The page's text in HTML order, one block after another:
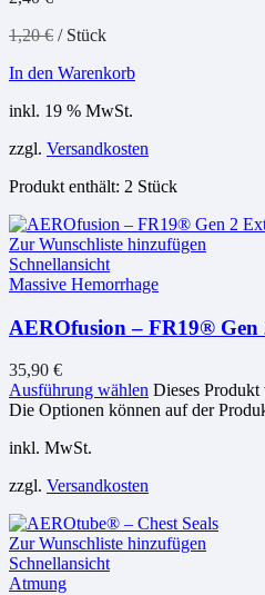
1,20€ / Stück
In den Warenkorb
inkl. 19 % MwSt.
zzgl. Versandkosten
Produkt enthält: 2 Stück
Zur Wunschliste hinzufügen
Schnellansicht
Massive Hemorrhage
AEROfusion – FR19®
35,90 €
Ausführung wählen Dieses Produkt
Die Optionen können auf der
inkl. MwSt.
zzgl. Versandkosten
Zur Wunschliste hinzufügen
Schnellansicht
Atmung